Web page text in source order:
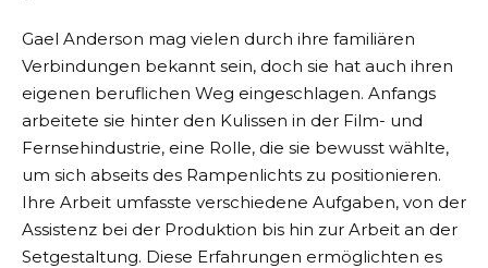
Gael Anderson mag vielen durch ihre familiären
Verbindungen bekannt sein, doch sie hat auch ihren
eigenen beruflichen Weg eingeschlagen. Anfangs
arbeitete sie hinter den Kulissen in der Film- und
Fernsehindustrie, eine Rolle, die sie bewusst wählte,
um sich abseits des Rampenlichts zu positionieren.
Ihre Arbeit umfasste verschiedene Aufgaben, von der
Assistenz bei der Produktion bis hin zur Arbeit an der
Setgestaltung. Diese Erfahrungen ermöglichten es